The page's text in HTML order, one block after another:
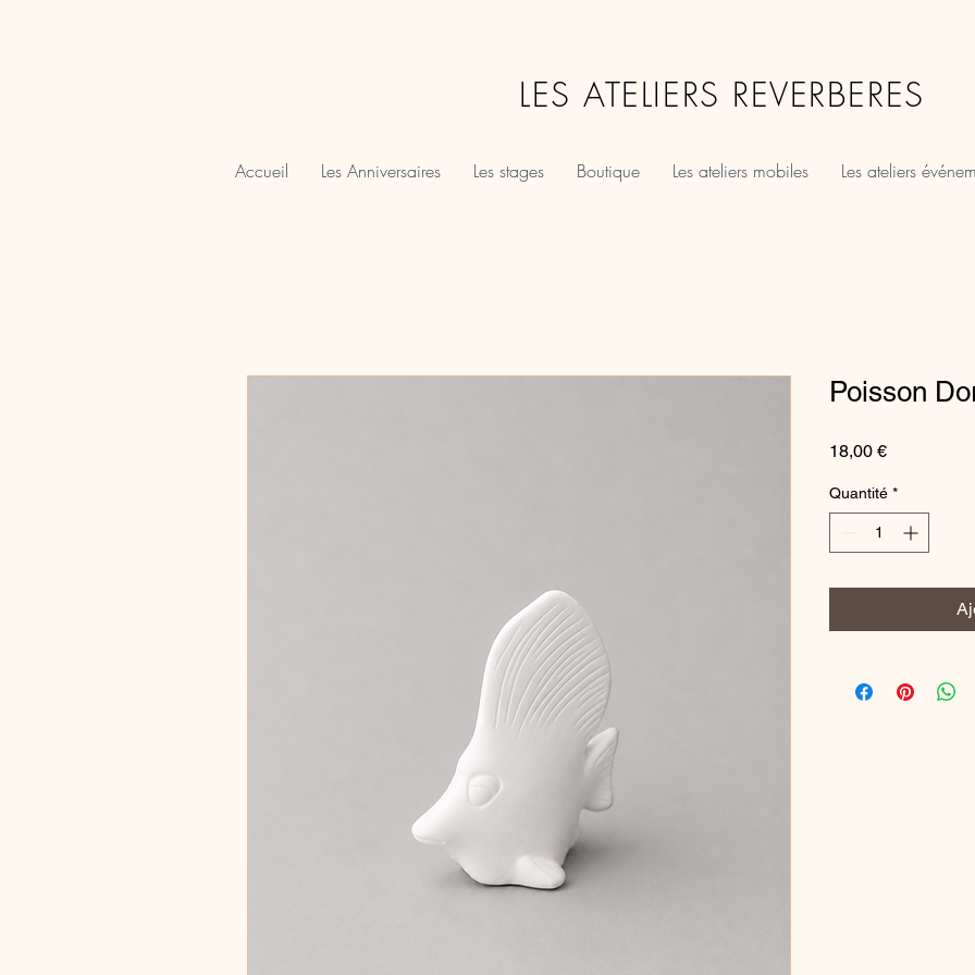
LES ATELIERS REVERBERES
Accueil Les Anniversaires Les stages Boutique Les ateliers mobiles Les ateliers
Poisson
18,00 €Prix
Quantité *